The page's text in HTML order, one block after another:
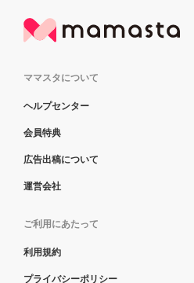
ママスタについて
ヘルプセンター
会員特典
広告出稿について
運営会社
ご利用にあたって
利用規約
プライバシーポリシー